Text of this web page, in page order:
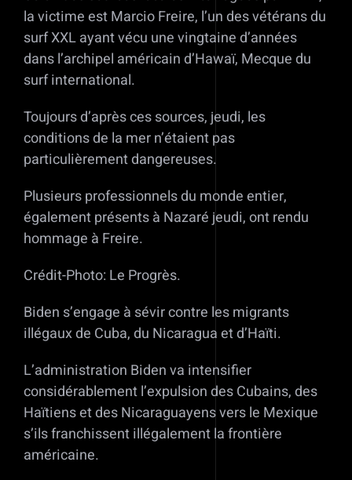
la victime est Marcio Freire, l’un des vétérans du
surf XXL ayant vécu une vingtaine d’années
dans l’archipel américain d’Hawaï, Mecque du
surf international.
Toujours d’après ces sources, jeudi, les
conditions de la mer n’étaient pas
particulièrement dangereuses.
Plusieurs professionnels du monde entier,
également présents à Nazaré jeudi, ont rendu
hommage à Freire.
Crédit-Photo: Le Progrès.
Biden s’engage à sévir contre les migrants
illégaux de Cuba, du Nicaragua et d’Haïti.
L’administration Biden va intensifier
considérablement l’expulsion des Cubains, des
Haïtiens et des Nicaraguayens vers le Mexique
s’ils franchissent illégalement la frontière
américaine.